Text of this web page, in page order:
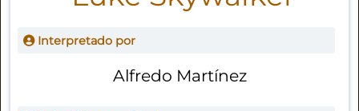
Interpretado por
Alfredo Martínez